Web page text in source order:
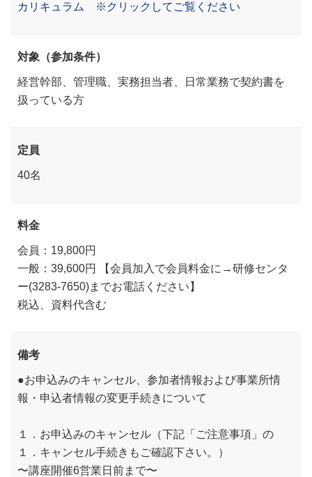
カリキュラム ※クリックしてご覧ください
対象（参加条件）
経営幹部、管理職、実務担当者、日常業務で契約書を
扱っている方
定員
40名
料金
会員：19,800円
一般：39,600円 【会員加入で会員料金に→研修センタ
ー(3283-7650)までお電話ください】
税込、資料代含む
備考
●お申込みのキャンセル、参加者情報および事業所情
報・申込者情報の変更手続きについて
１．お申込みのキャンセル（下記「ご注意事項」の
１．キャンセル手続きもご確認下さい。）
〜講座開催6営業日前まで〜